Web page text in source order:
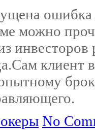
ошибка
можно
инвесторов
клиент
No